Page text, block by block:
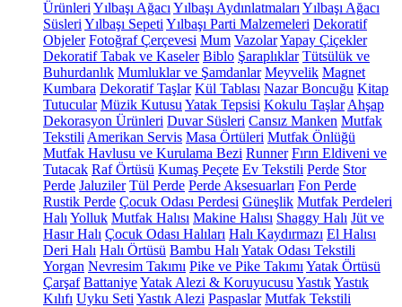
Ürünleri Yılbaşı Ağacı Yılbaşı Aydınlatmaları Yılbaşı Ağacı
Süsleri Yılbaşı Sepeti Yılbaşı Parti Malzemeleri Dekoratif
Objeler Fotoğraf Çerçevesi Mum VazolarYapay Çiçekler
Dekoratif Tabak ve Kaseler Biblo Şaraplıklar Tütsülük ve
Buhurdanlık Mumluklar ve Şamdanlar Meyvelik Magnet
Kumbara Dekoratif Taşlar Kül Tablası Nazar Boncuğu Kitap
Tutucular Müzik Kutusu Yatak Tepsisi Kokulu Taşlar Ahşap
Dekorasyon Ürünleri Duvar Süsleri Cansız Manken Mutfak
Tekstili Amerikan Servis Masa Örtüleri Mutfak Önlüğü
Mutfak Havlusu ve Kurulama Bezi Runner Fırın Eldiveni ve
Tutacak Raf Örtüsü Kumaş Peçete Ev Tekstili Perde Stor
Perde Jaluziler Tül Perde Perde Aksesuarları Fon Perde
Rustik Perde Çocuk Odası Perdesi Güneşlik Mutfak Perdeleri
Halı Yolluk Mutfak Halısı Makine Halısı Shaggy Halı Jüt ve
Hasır Halı Çocuk Odası Halıları Halı Kaydırmazı El Halısı
Deri Halı Halı Örtüsü Bambu Halı Yatak Odası Tekstili
Yorgan Nevresim Takımı Pike ve Pike Takımı Yatak Örtüsü
Çarşaf BattaniyeYatak Alezi & Koruyucusu YastıkYastık
Kılıfı Uyku Seti Yastık Alezi Paspaslar Mutfak Tekstili